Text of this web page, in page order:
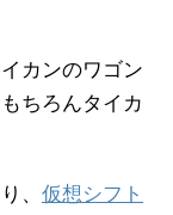
カンのワゴン
ちろんタイカ
、 仮想シフト